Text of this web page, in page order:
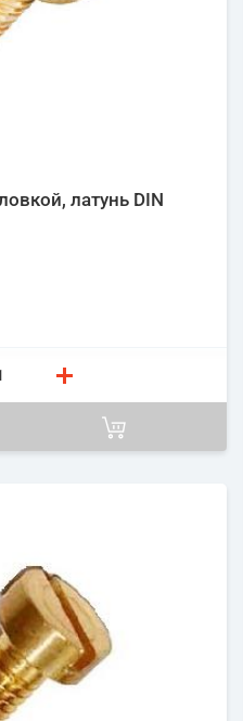
латунь DIN